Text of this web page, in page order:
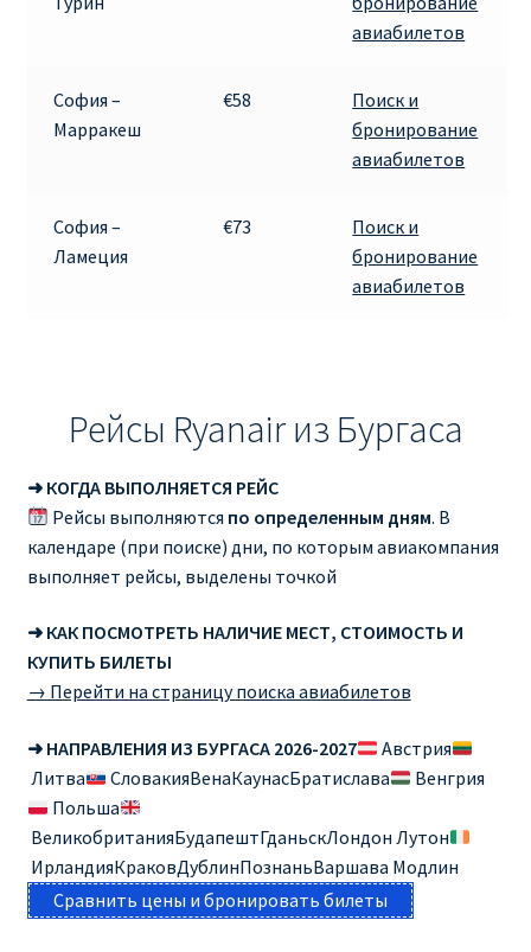
авиабилетов
София –
Марракеш
€58
Поиск и
бронирование
авиабилетов
София –
Ламеция
€73
Поиск и
бронирование
авиабилетов
Рейсы Ryanair из Бургаса
➜ КОГДА ВЫПОЛНЯЕТСЯ РЕЙС
Рейсы выполняются по определенным дням. В
календаре (при поиске) дни, по которым авиакомпания
выполняет рейсы, выделены точкой
➜ КАК ПОСМОТРЕТЬ НАЛИЧИЕ МЕСТ, СТОИМОСТЬ И
КУПИТЬ БИЛЕТЫ
→ Перейти на страницу поиска авиабилетов
➜ НАПРАВЛЕНИЯ ИЗ БУРГАСА 2026-2027
Австрия
Литва
СловакияВенаКаунасБратислава
Венгрия
Польша
ВеликобританияБудапештГданьскЛондон Лутон
ИрландияКраковДублинПознаньВаршава Модлин
Сравнить цены и бронировать билеты